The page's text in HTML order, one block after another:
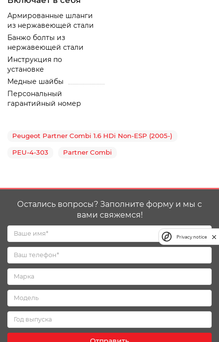
Армированные шланги
из нержавеющей стали
Банжо болты из
нержавеющей стали
Инструкция по
установке
Медные шайбы
Персональный
гарантийный номер
Peugeot Partner Combi 1.6 HDi Non-ESP (2005-)
PEU-4-303 Partner Combi
Остались вопросы? Заполните форму и мы с
вами свяжемся!
Privacy notice